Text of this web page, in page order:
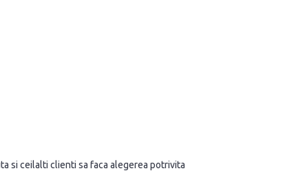
si ceilalti clienti sa faca alegerea potrivita